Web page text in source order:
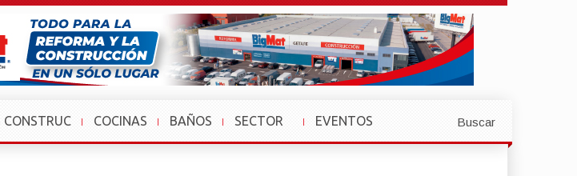
CONSTRUC COCINAS BAÑOS
SECTOR
»
EVENTOS
»
Buscar